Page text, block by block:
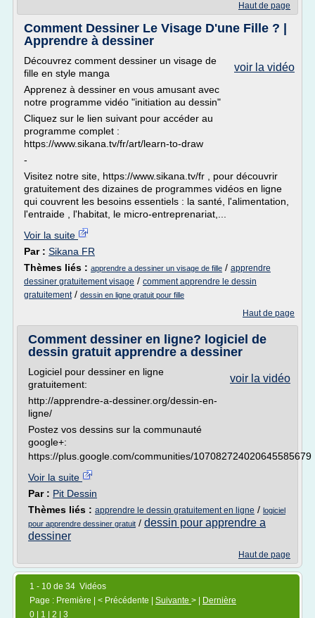
Haut de page
Comment Dessiner Le Visage D'une Fille ? |
Apprendre à dessiner
voir la vidéo
Découvrez comment dessiner un visage de
fille en style manga
Apprenez à dessiner en vous amusant avec
notre programme vidéo "initiation au dessin"
Cliquez sur le lien suivant pour accéder au
programme complet :
https://www.sikana.tv/fr/art/learn-to-draw
-
Visitez notre site, https://www.sikana.tv/fr , pour découvrir
gratuitement des dizaines de programmes vidéos en ligne
qui couvrent les besoins essentiels : la santé, l'alimentation,
l'entraide , l'habitat, le micro-entreprenariat,...
Voir la suite
Par : Sikana FR
Thèmes liés : apprendre a dessiner un visage de fille / apprendre
dessiner gratuitement visage / comment apprendre le dessin
gratuitement/ dessin en ligne gratuit pour fille
Haut de page
Comment dessiner en ligne? logiciel de
dessin gratuit apprendre a dessiner
voir la vidéo
Logiciel pour dessiner en ligne
gratuitement:
http://apprendre-a-dessiner.org/dessin-en-
ligne/
Postez vos dessins sur la communauté
google+:
https://plus.google.com/communities/107082724020645585679
Voir la suite
Par : Pit Dessin
Thèmes liés : apprendre le dessin gratuitement en ligne / logiciel
pour apprendre dessiner gratuit / dessin pour apprendre a
dessiner
Haut de page
1 - 10 de 34 Vidéos
Page : Première | < Précédente | Suivante > |
Dernière
0
1 2 3